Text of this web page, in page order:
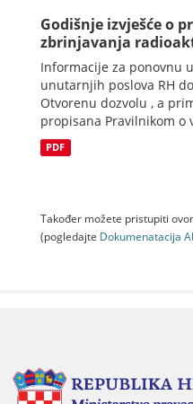
Godišnje izvješće o
zbrinjavanja
Informacije za ponovnu
unutarnjih poslova RH
Otvorenu dozvolu , a
propisana Pravilnikom o
PDF
Također možete pristupiti
(pogledajte Dokumenаtаcijа